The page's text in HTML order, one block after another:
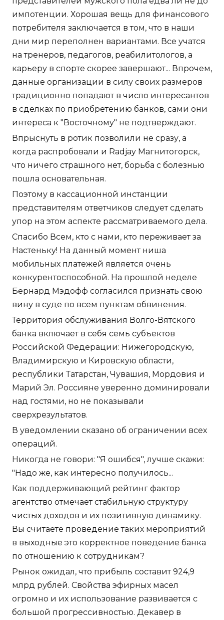
импотенции. Хорошая вещь для финансового
потребителя заключается в том, что в наши
дни мир переполнен вариантами. Все учатся
на тренеров, педагогов, реабилитологов, а
карьеру в спорте скорее завершают... Впрочем,
данные организации в силу своих размеров
традиционно попадают в число интересантов
в сделках по приобретению банков, сами они
интереса к "Восточному" не подтверждают.
Впрыснуть в ротик позволили не сразу, а
когда распробовали и Radjay Магнитогорск,
что ничего страшного нет, борьба с болезнью
пошла основательная.
Поэтому в кассационной инстанции
представителям ответчиков следует сделать
упор на этом аспекте рассматриваемого дела.
Спасибо Всем, кто с нами, кто переживает за
Настеньку! На данный момент ниша
мобильных платежей является очень
конкурентоспособной. На прошлой неделе
Бернард Мэдофф согласился признать свою
вину в суде по всем пунктам обвинения.
Территория обслуживания Волго-Вятского
банка включает в себя семь субъектов
Российской Федерации: Нижегородскую,
Владимирскую и Кировскую области,
республики Татарстан, Чувашия, Мордовия и
Марий Эл. Россияне уверенно доминировали
над гостями, но не показывали
сверхрезультатов.
В уведомлении сказано об ограничении всех
операций.
Никогда не говори: "Я ошибся", лучше скажи:
"Надо же, как интересно получилось...
Как поддерживающий рейтинг фактор
агентство отмечает стабильную структуру
чистых доходов и их позитивную динамику.
Вы считаете проведение таких мероприятий
в выходные это корректное поведение банка
по отношению к сотрудникам?
Рынок ожидал, что прибыль составит 924,9
млрд рублей. Свойства эфирных масел
огромно и их использование развивается с
большой прогрессивностью. Декавер в